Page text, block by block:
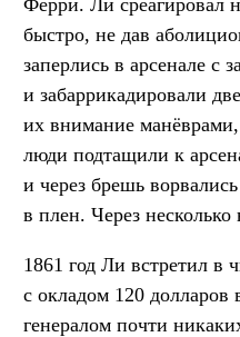
быстро, не дав
заперлись в арсенале с
и забаррикадировали
их внимание
люди подтащили к
и через брешь
в плен. Через несколько
1861 год Ли встретил в
с окладом 120 долларов
генералом почти